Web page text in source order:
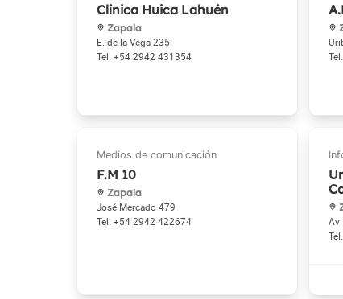
Clínica Huica Lahuén
Zapala
E. de la Vega 235
+54 2942 431354
F.M 10
Zapala
José Mercado 479
+54 2942 422674
Av